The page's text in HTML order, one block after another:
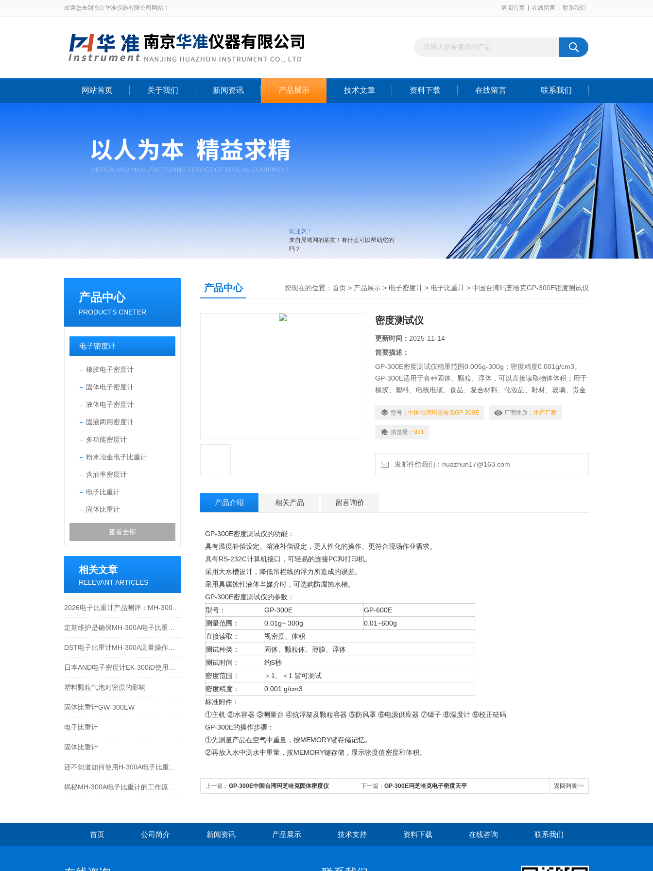
欢迎您！
来自局域网的朋友！有什么可以帮助您的
吗？
欢迎您来到南京华准仪器有限公司网站！ 返回首页 在线留言 联系我们
网站首页 关于我们 新闻资讯 产品展示 技术文章 资料下载 在线留言 联系我们
产品中心
PRODUCTS CNETER
电子密度计
橡胶电子密度计
固体电子密度计
液体电子密度计
固液两用密度计
多功能密度计
粉末冶金电子比重计
含油率密度计
电子比重计
固体比重计
查看全部
相关文章
RELEVANT ARTICLES
塑料颗粒气泡对密度的影响
固体比重计GW-300EW
电子比重计
固体比重计
产品中心 您现在的位置： 首页 > 产品展示 > 电子密度计 > 电子比重计 > 中国台湾玛芝哈克GP-300E密度测试仪
密度测试仪
更新时间： 2025-11-14
简要描述：
GP-300E密度测试仪稳重范围0.005g-300g；密度精度0.001g/cm3。
GP-300E适用于各种固体、颗粒、浮体，可以直接读取物体体积；用于
橡胶、塑料、电线电缆、食品、复合材料、化妆品、鞋材、玻璃、贵金
型号： 中国台湾玛芝哈克GP-300E 厂商性质： 生产厂家
浏览量： 931
发邮件给我们：huazhun17@163.com
产品介绍 相关产品 留言询价
GP-300E密度测试仪的功能：
具有温度补偿设定、溶液补偿设定，更人性化的操作、更符合现场作业需求。
具有RS-232C计算机接口，可轻易的连接PC和打印机。
采用大水槽设计，降低吊栏线的浮力所造成的误差。
采用具腐蚀性液体当媒介时，可选购防腐蚀水槽。
GP-300E密度测试仪的参数：
型号：
GP-300E
GP-600E
测量范围：
0.01g~ 300g
0.01~600g
直接读取：
视密度、体积
测试种类：
固体、颗粒体、薄膜、浮体
测试时间：
约5秒
密度范围：
＞1、＜1 皆可测试
密度精度：
0.001 g/cm3
标准附件：
①主机 ②水容器 ③测量台 ④抗浮架及颗粒容器 ⑤防风罩 ⑥电源供应器 ⑦镊子 ⑧温度计 ⑨校正砝码
GP-300E的操作步骤：
①先测量产品在空气中重量，按MEMORY键存储记忆。
②再放入水中测水中重量，按MEMORY键存储，显示密度值密度和体积。
上一篇： GP-300E中国台湾玛芝哈克固体密度仪 下一篇： GP-300E玛芝哈克电子密度天平 返回列表>>
首页 公司简介 新闻资讯 产品展示 技术支持 资料下载 在线咨询 联系我们